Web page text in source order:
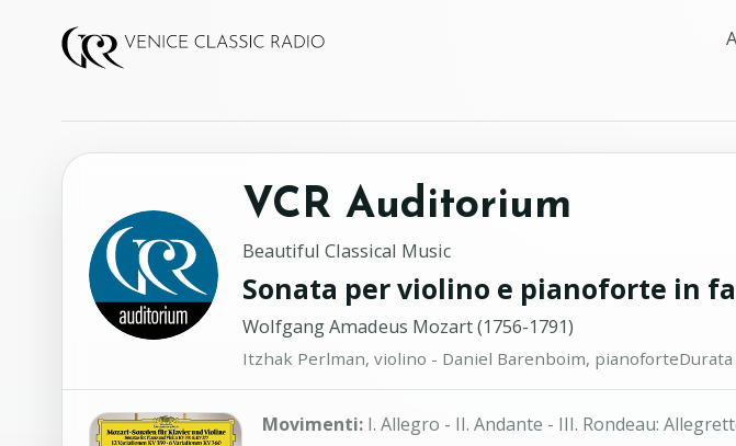
VCR Auditorium
Beautiful Classical Music
Sonata per violino e pianoforte in fa
Wolfgang Amadeus Mozart (1756-1791)
Itzhak Perlman, violino - Daniel Barenboim, pianoforteDurata
Movimenti: I. Allegro - II. Andante - III. Rondeau: